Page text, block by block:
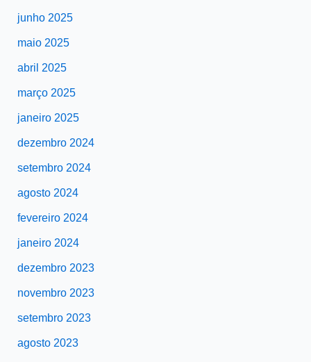
junho 2025
maio 2025
abril 2025
março 2025
janeiro 2025
dezembro 2024
setembro 2024
agosto 2024
fevereiro 2024
janeiro 2024
dezembro 2023
novembro 2023
setembro 2023
agosto 2023